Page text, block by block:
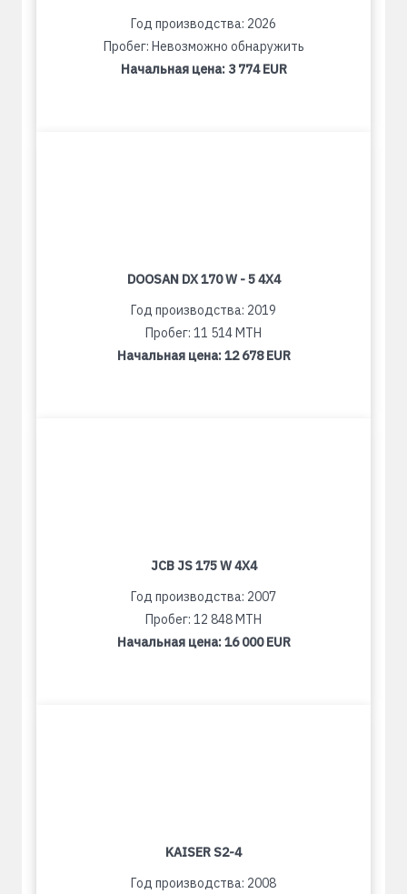
Год производства: 2026
Пробег: Невозможно обнаружить
Начальная цена: 3 774 EUR
DOOSAN DX 170 W - 5 4X4
Год производства: 2019
Пробег: 11 514 MTH
Начальная цена:12 678 EUR
JCB JS 175 W 4X4
Год производства: 2007
Пробег: 12 848 MTH
Начальная цена:16 000 EUR
KAISER S2-4
Год производства: 2008